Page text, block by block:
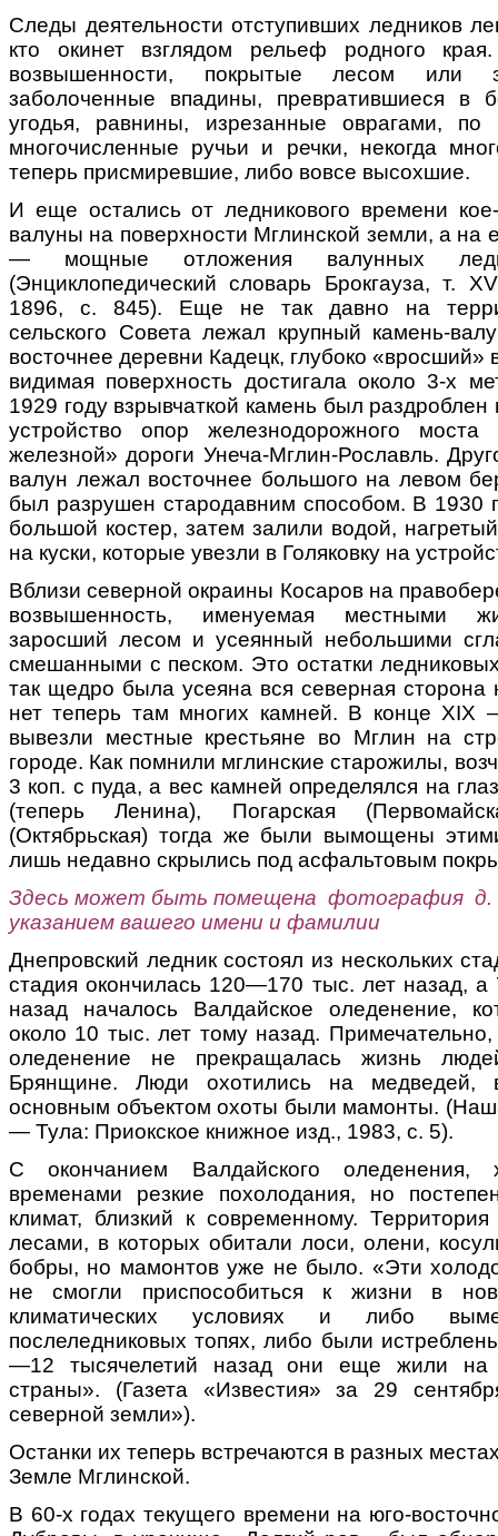
Следы деятельности отступивших ледников
кто окинет взглядом рельеф родного
возвышенности, покрытые лесом или
заболоченные впадины, превратившиеся в
угодья, равнины, изрезанные оврагами, по
многочисленные ручьи и речки, некогда
теперь присмиревшие, либо вовсе высохшие.
И еще остались от ледникового времени
валуны на поверхности Мглинской земли, а на
— мощные отложения валунных
(Энциклопедический словарь Брокгауза, т.
1896, с. 845). Еще не так давно на
сельского Совета лежал крупный камень-
восточнее деревни Кадецк, глубоко «вросший»
видимая поверхность достигала около 3-х
1929 году взрывчаткой камень был раздроблен
устройство опор железнодорожного моста
железной» дороги Унеча-Мглин-Рославль.
валун лежал восточнее большого на левом
был разрушен стародавним способом. В 1930
большой костер, затем залили водой,
на куски, которые увезли в Голяковку на
Вблизи северной окраины Косаров на
возвышенность, именуемая местными
заросший лесом и усеянный небольшими
смешанными с песком. Это остатки
так щедро была усеяна вся северная сторона
нет теперь там многих камней. В конце XIX
вывезли местные крестьяне во Мглин на
городе. Как помнили мглинские старожилы,
3 коп. с пуда, а вес камней определялся на
(теперь Ленина), Погарская
(Октябрьская) тогда же были вымощены
лишь недавно скрылись под асфальтовым
Здесь может быть помещена фотография д.
указанием вашего имени и фамилии
Днепровский ледник состоял из нескольких
стадия окончилась 120—170 тыс. лет назад,
назад началось Валдайское оледенение,
около 10 тыс. лет тому назад.
оледенение не прекращалась жизнь
Брянщине. Люди охотились на медведей,
основным объектом охоты были мамонты.
— Тула: Приокское книжное изд., 1983, с. 5).
С окончанием Валдайского оледенения,
временами резкие похолодания, но
климат, близкий к современному.
лесами, в которых обитали лоси, олени,
бобры, но мамонтов уже не было. «Эти
не смогли приспособиться к жизни в
климатических условиях и либо
послеледниковых топях, либо были
—12 тысячелетий назад они еще жили на
страны». (Газета «Известия» за 29
северной земли»).
Останки их теперь встречаются в разных
Земле Мглинской.
В 60-х годах текущего времени на юго-